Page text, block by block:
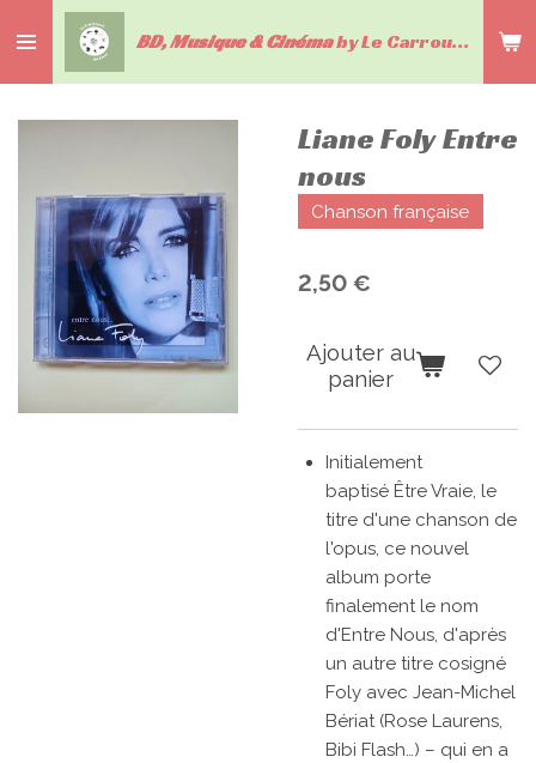
au
contenu
BD, Musique & Cinémaby Le Carrousel du livre
Liane Foly Entre
nous
Chanson française
2,50 €
Ajouter au
panier
Initialement
baptisé Être Vraie, le
titre d'une chanson de
l'opus, ce nouvel
album porte
finalement le nom
d'Entre Nous, d'après
un autre titre cosigné
Foly avec Jean-Michel
Bériat (Rose Laurens,
Bibi Flash…) – qui en a